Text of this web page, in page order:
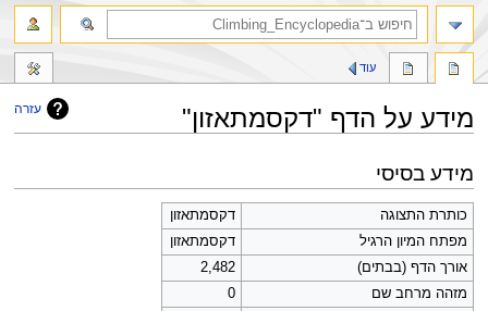
עזרה מידע על הדף "דקסמתאזון"
לניווט
לחיפוש
מידע בסיסי
כותרת התצוגה
דקסמתאזון
מפתח המיון הרגיל
דקסמתאזון
אורך הדף (בבתים)
2,482
מזהה מרחב שם
0
עוד
חיפוש